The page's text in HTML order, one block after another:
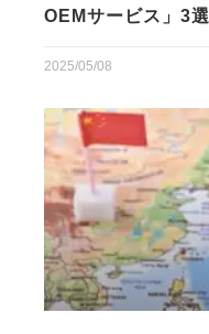
OEMサービス」3選
2025/05/08